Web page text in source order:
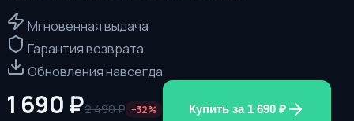
Мгновенная выдача
Гарантия возврата
Обновления навсегда
1 690₽2 490₽ −32% Купить за 1 690₽